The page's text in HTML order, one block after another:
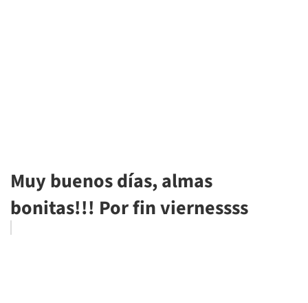
Muy buenos días, almas
bonitas!!! Por fin viernessss